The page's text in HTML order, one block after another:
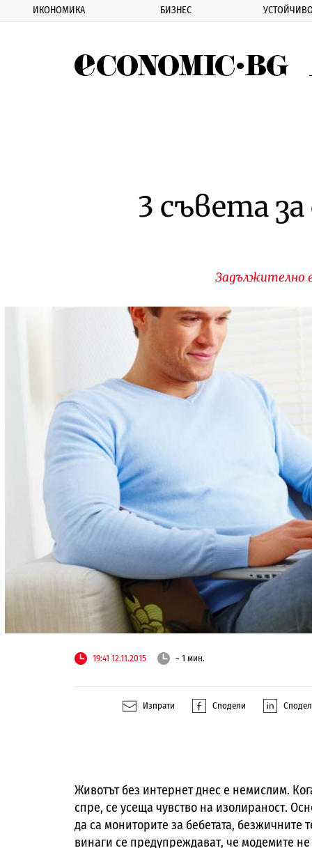
ИКОНОМИКА БИЗНЕС
3 съвета
Задължително
19:41 12.11.2015 ~ 1 мин.
Изпрати Сподели
Животът без интернет днес е немислим.
спре, се усеща чувство на изолираност.
да са мониторите за бебетата, безжичните
винаги се предупреждават, че модемите